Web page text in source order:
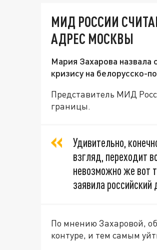
МИД РОССИИ
АДРЕС МОСКВЫ
Мария Захарова
кризису на белорусско-
Представитель МИД
границы.
Удивительно,
взгляд, переходит
невозможно же вот
заявила российский
По мнению Захаровой,
контуре, и тем самым